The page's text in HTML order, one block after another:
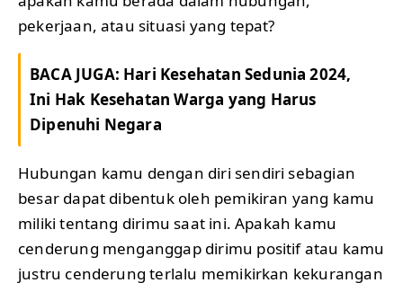
pekerjaan, atau situasi yang tepat?
BACA JUGA: Hari Kesehatan Sedunia 2024,
Ini Hak Kesehatan Warga yang Harus
Dipenuhi Negara
Hubungan kamu dengan diri sendiri sebagian
besar dapat dibentuk oleh pemikiran yang kamu
miliki tentang dirimu saat ini. Apakah kamu
cenderung menganggap dirimu positif atau kamu
justru cenderung terlalu memikirkan kekurangan